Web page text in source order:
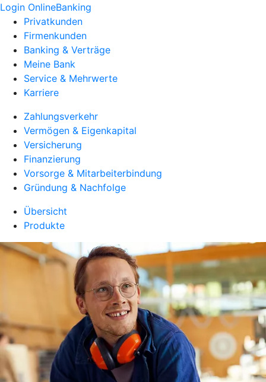
Login OnlineBanking
Privatkunden
Firmenkunden
Banking & Verträge
Meine Bank
Service & Mehrwerte
Karriere
Zahlungsverkehr
Vermögen & Eigenkapital
Versicherung
Finanzierung
Vorsorge & Mitarbeiterbindung
Gründung & Nachfolge
Übersicht
Produkte